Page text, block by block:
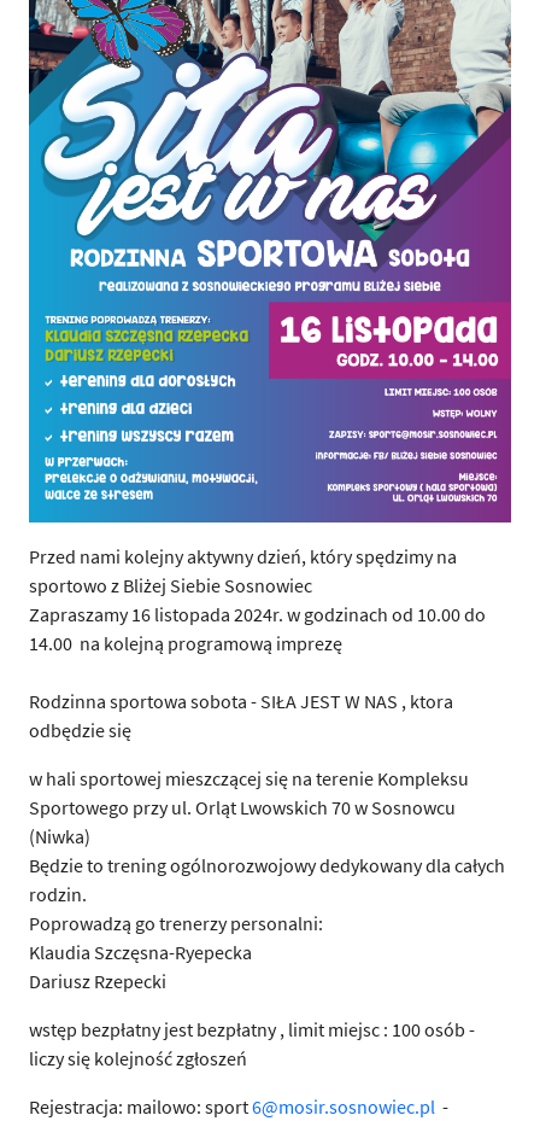
Przed nami kolejny aktywny dzień, który spędzimy na
sportowo z Bliżej Siebie Sosnowiec
Zapraszamy 16 listopada 2024r. w godzinach od 10.00 do
14.00 na kolejną programową imprezę
Rodzinna sportowa sobota - SIŁA JEST W NAS , ktora
odbędzie się
w hali sportowej mieszczącej się na terenie Kompleksu
Sportowego przy ul. Orląt Lwowskich 70 w Sosnowcu
(Niwka)
Będzie to trening ogólnorozwojowy dedykowany dla całych
rodzin.
Poprowadzą go trenerzy personalni:
Klaudia Szczęsna-Ryepecka
Dariusz Rzepecki
wstęp bezpłatny jest bezpłatny , limit miejsc : 100 osób -
liczy się kolejność zgłoszeń
Rejestracja: mailowo: sport6@mosir.sosnowiec.pl -